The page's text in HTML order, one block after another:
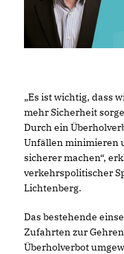
Es ist wichtig, dass
mehr Sicherheit
Durch ein
Unfällen minimieren
sicherer machen“,
verkehrspolitischer
Lichtenberg.
Das bestehende
Zufahrten zur
Überholverbot